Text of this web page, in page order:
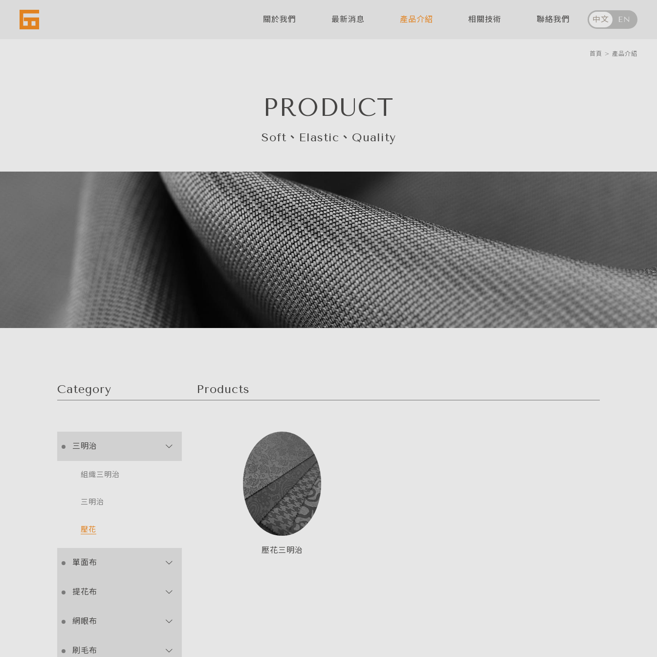
關於我們 最新消息 產品介紹 相關技術 聯絡我們 中文 EN
首頁 > 產品介紹
PRODUCT
Soft、Elastic、Quality
Category Products
三明治
組織三明治
三明治
壓花
單面布
提花布
網眼布
刷毛布
壓花三明治